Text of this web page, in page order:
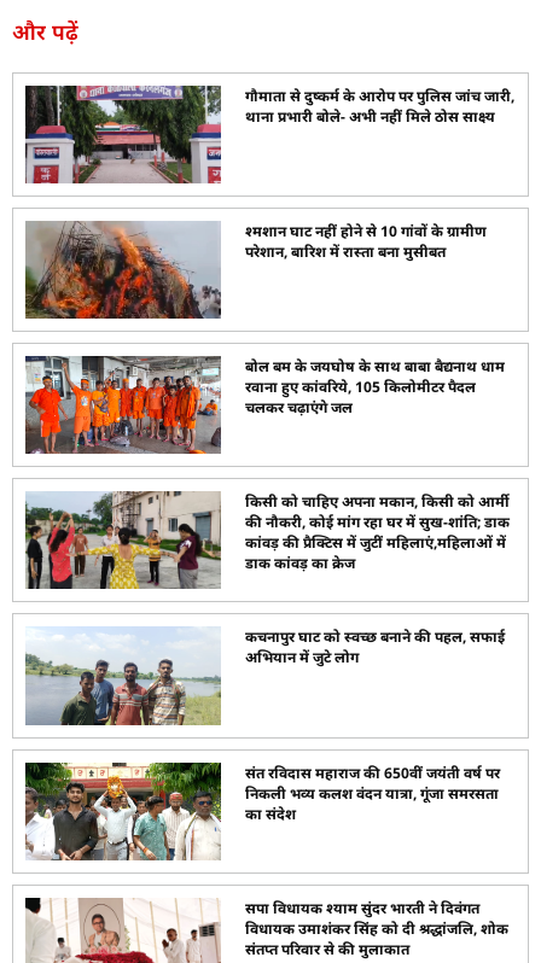
और पढ़ें
गौमाता से दुष्कर्म के आरोप पर पुलिस जांच जारी,
थाना प्रभारी बोले- अभी नहीं मिले ठोस साक्ष्य
श्मशान घाट नहीं होने से 10 गांवों के ग्रामीण
परेशान, बारिश में रास्ता बना मुसीबत
बोल बम के जयघोष के साथ बाबा बैद्यनाथ धाम
रवाना हुए कांवरिये, 105 किलोमीटर पैदल
चलकर चढ़ाएंगे जल
किसी को चाहिए अपना मकान, किसी को आर्मी
की नौकरी, कोई मांग रहा घर में सुख-शांति; डाक
कांवड़ की प्रैक्टिस में जुटीं महिलाएं,महिलाओं में
डाक कांवड़ का क्रेज
कचनापुर घाट को स्वच्छ बनाने की पहल, सफाई
अभियान में जुटे लोग
संत रविदास महाराज की 650वीं जयंती वर्ष पर
निकली भव्य कलश वंदन यात्रा, गूंजा समरसता
का संदेश
सपा विधायक श्याम सुंदर भारती ने दिवंगत
विधायक उमाशंकर सिंह को दी श्रद्धांजलि, शोक
संतप्त परिवार से की मुलाकात